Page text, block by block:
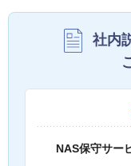
社内
NAS保守サー